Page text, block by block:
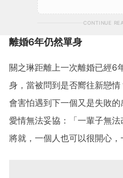
CONTINUE
離婚6年仍然單身
關之琳距離上一次離婚已經6
身，當被問到是否嚮往新戀情
會害怕遇到下一個又是失敗
愛情無法妥協：「一輩子無
將就，一個人也可以很開心，